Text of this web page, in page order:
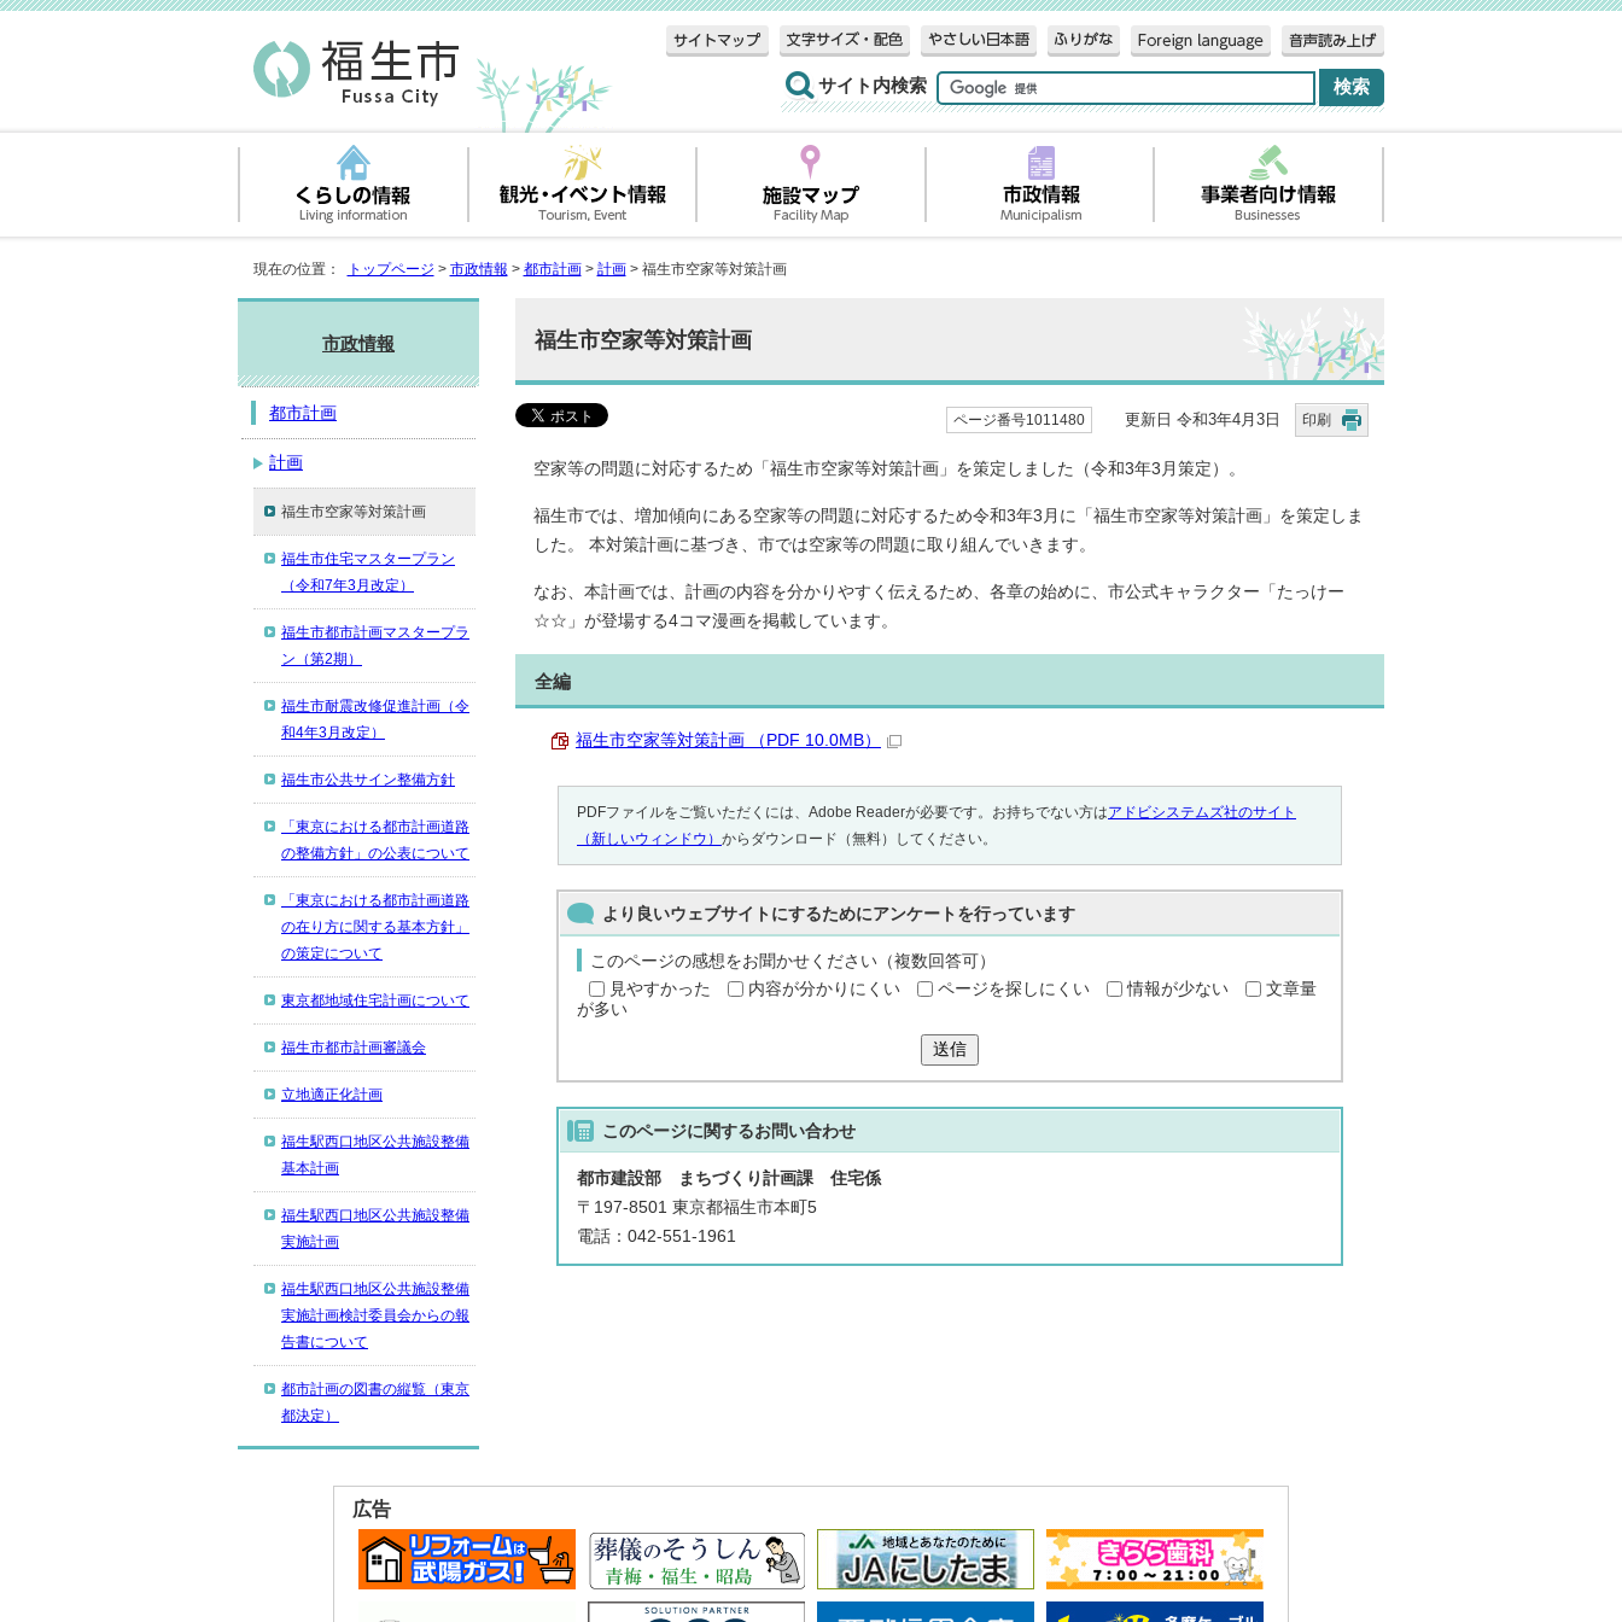
サイト内検索
現在の位置： トップページ > 市政情報 > 都市計画> 計画> 福生市空家等対策計画
福生市空家等対策計画
ページ番号1011480 更新日 令和3年4月3日 印刷
空家等の問題に対応するため「福生市空家等対策計画」を策定しました（令和3年3月策定）。
福生市では、増加傾向にある空家等の問題に対応するため令和3年3月に「福生市空家等対策計画」を策定しま
した。 本対策計画に基づき、市では空家等の問題に取り組んでいきます。
なお、本計画では、計画の内容を分かりやすく伝えるため、各章の始めに、市公式キャラクター「たっけー
☆☆」が登場する4コマ漫画を掲載しています。
全編
福生市空家等対策計画 （PDF 10.0MB）
PDFファイルをご覧いただくには、Adobe Readerが必要です。お持ちでない方はアドビシステムズ社のサイト
（新しいウィンドウ） からダウンロード（無料）してください。
より良いウェブサイトにするためにアンケートを行っています
このページの感想をお聞かせください（複数回答可）
見やすかった
内容が分かりにくい ページを探しにくい 情報が少ない
文章量
が多い
送信
このページに関するお問い合わせ
都市建設部 まちづくり計画課 住宅係
〒197-8501 東京都福生市本町5
電話：042-551-1961
市政情報
都市計画
計画
福生市空家等対策計画
福生市住宅マスタープラン
（令和7年3月改定）
福生市都市計画マスタープラ
ン（第2期）
福生市耐震改修促進計画（令
和4年3月改定）
福生市公共サイン整備方針
「東京における都市計画道路
の整備方針」の公表について
「東京における都市計画道路
の在り方に関する基本方針」
の策定について
東京都地域住宅計画について
福生市都市計画審議会
立地適正化計画
福生駅西口地区公共施設整備
基本計画
福生駅西口地区公共施設整備
実施計画
福生駅西口地区公共施設整備
実施計画検討委員会からの報
告書について
都市計画の図書の縦覧（東京
都決定）
広告